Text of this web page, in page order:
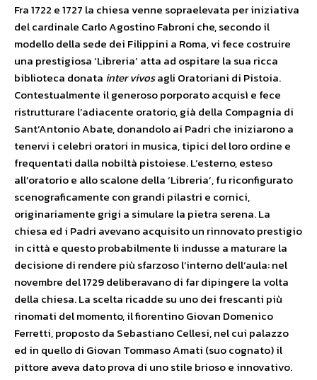
Fra 1722 e 1727 la chiesa venne sopraelevata per iniziativa
del cardinale Carlo Agostino Fabroni che, secondo il
modello della sede dei Filippini a Roma, vi fece costruire
una prestigiosa ‘Libreria’ atta ad ospitare la sua ricca
biblioteca donata inter vivosagli Oratoriani di Pistoia.
Contestualmente il generoso porporato acquisì e fece
ristrutturare l’adiacente oratorio, già della Compagnia di
Sant’Antonio Abate, donandolo ai Padri che iniziarono a
tenervi i celebri oratori in musica, tipici del loro ordine e
frequentati dalla nobiltà pistoiese. L’esterno, esteso
all’oratorio e allo scalone della ‘Libreria’, fu riconfigurato
scenograficamente con grandi pilastri e cornici,
originariamente grigi a simulare la pietra serena. La
chiesa ed i Padri avevano acquisito un rinnovato prestigio
in città e questo probabilmente li indusse a maturare la
decisione di rendere più sfarzoso l’interno dell’aula: nel
novembre del 1729 deliberavano di far dipingere la volta
della chiesa. La scelta ricadde su uno dei frescanti più
rinomati del momento, il fiorentino Giovan Domenico
Ferretti, proposto da Sebastiano Cellesi, nel cui palazzo
ed in quello di Giovan Tommaso Amati (suo cognato) il
pittore aveva dato prova di uno stile brioso e innovativo.